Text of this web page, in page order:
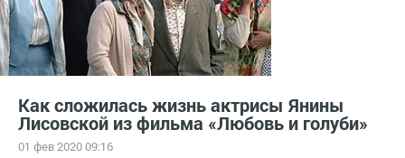
Как сложилась жизнь актрисы Янины
Лисовской из фильма «Любовь и голуби»
01 фев 2020 09:16